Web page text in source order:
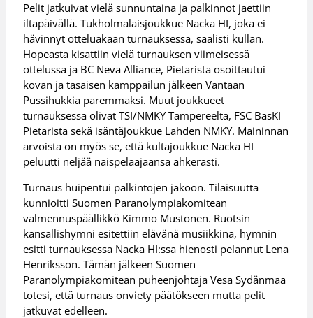
Pelit jatkuivat vielä sunnuntaina ja palkinnot jaettiin
iltapäivällä. Tukholmalaisjoukkue Nacka HI, joka ei
hävinnyt otteluakaan turnauksessa, saalisti kullan.
Hopeasta kisattiin vielä turnauksen viimeisessä
ottelussa ja BC Neva Alliance, Pietarista osoittautui
kovan ja tasaisen kamppailun jälkeen Vantaan
Pussihukkia paremmaksi. Muut joukkueet
turnauksessa olivat TSI/NMKY Tampereelta, FSC BasKI
Pietarista sekä isäntäjoukkue Lahden NMKY. Maininnan
arvoista on myös se, että kultajoukkue Nacka HI
peluutti neljää naispelaajaansa ahkerasti.
Turnaus huipentui palkintojen jakoon. Tilaisuutta
kunnioitti Suomen Paranolympiakomitean
valmennuspäällikkö Kimmo Mustonen. Ruotsin
kansallishymni esitettiin elävänä musiikkina, hymnin
esitti turnauksessa Nacka HI:ssa hienosti pelannut Lena
Henriksson. Tämän jälkeen Suomen
Paranolympiakomitean puheenjohtaja Vesa Sydänmaa
totesi, että turnaus onviety päätökseen mutta pelit
jatkuvat edelleen.